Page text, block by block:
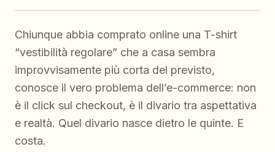
Chiunque abbia comprato online una T-shirt
“vestibilità regolare” che a casa sembra
improvvisamente più corta del previsto,
conosce il vero problema dell’e-commerce: non
è il click sul checkout, è il divario tra aspettativa
e realtà. Quel divario nasce dietro le quinte. E
costa.